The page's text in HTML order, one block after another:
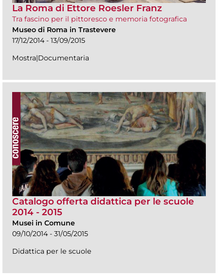
La Roma di Ettore Roesler Franz
Tra fascino per il pittoresco e memoria fotografica
Museo di Roma in Trastevere
17/12/2014 - 13/09/2015
Mostra|Documentaria
Catalogo offerta didattica per le scuole
2014 - 2015
Musei in Comune
09/10/2014 - 31/05/2015
Didattica per le scuole